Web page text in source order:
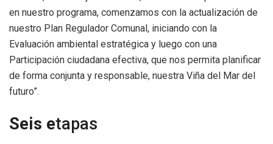
en nuestro programa, comenzamos con la actualización de
nuestro Plan Regulador Comunal, iniciando con la
Evaluación ambiental estratégica y luego con una
Participación ciudadana efectiva, que nos permita planificar
de forma conjunta y responsable, nuestra Viña del Mar del
futuro”.
Seis etapas